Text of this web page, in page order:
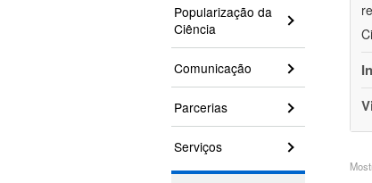
Popularização da
Ciência
Comunicação
Parcerias
Serviços